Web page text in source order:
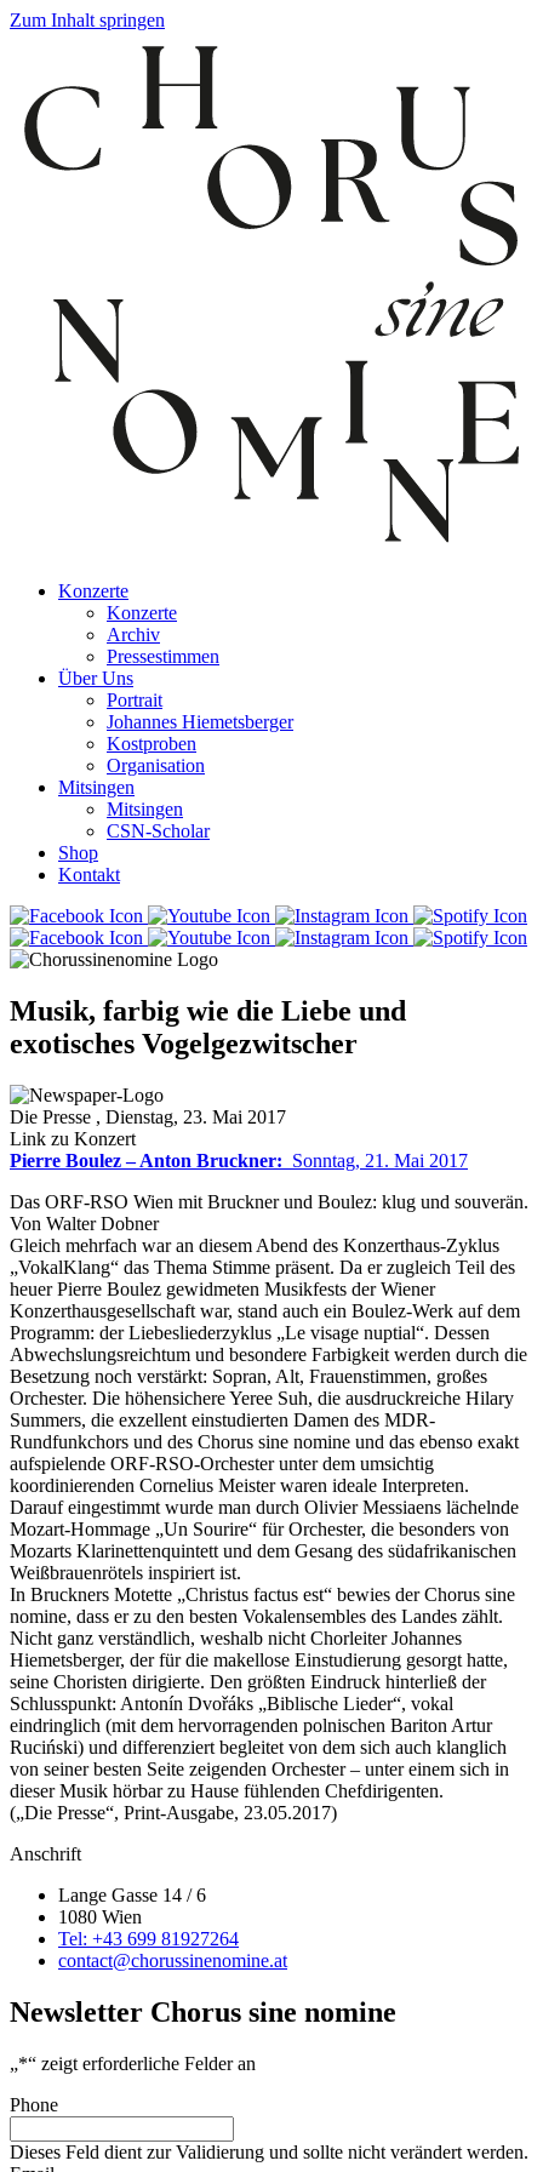
Zum Inhalt springen
Konzerte
Konzerte
Archiv
Pressestimmen
Über Uns
Portrait
Johannes Hiemetsberger
Kostproben
Organisation
Mitsingen
Mitsingen
CSN-Scholar
Shop
Kontakt
Musik, farbig wie die Liebe und
exotisches Vogelgezwitscher
Die Presse , Dienstag, 23. Mai 2017
Link zu Konzert
Pierre Boulez – Anton Bruckner: Sonntag, 21. Mai 2017
Das ORF-RSO Wien mit Bruckner und Boulez: klug und souverän.
Von Walter Dobner
Gleich mehrfach war an diesem Abend des Konzerthaus-Zyklus
„VokalKlang“ das Thema Stimme präsent. Da er zugleich Teil des
heuer Pierre Boulez gewidmeten Musikfests der Wiener
Konzerthausgesellschaft war, stand auch ein Boulez-Werk auf dem
Programm: der Liebesliederzyklus „Le visage nuptial“. Dessen
Abwechslungsreichtum und besondere Farbigkeit werden durch die
Besetzung noch verstärkt: Sopran, Alt, Frauenstimmen, großes
Orchester. Die höhensichere Yeree Suh, die ausdruckreiche Hilary
Summers, die exzellent einstudierten Damen des MDR-
Rundfunkchors und des Chorus sine nomine und das ebenso exakt
aufspielende ORF-RSO-Orchester unter dem umsichtig
koordinierenden Cornelius Meister waren ideale Interpreten.
Darauf eingestimmt wurde man durch Olivier Messiaens lächelnde
Mozart-Hommage „Un Sourire“ für Orchester, die besonders von
Mozarts Klarinettenquintett und dem Gesang des südafrikanischen
Weißbrauenrötels inspiriert ist.
In Bruckners Motette „Christus factus est“ bewies der Chorus sine
nomine, dass er zu den besten Vokalensembles des Landes zählt.
Nicht ganz verständlich, weshalb nicht Chorleiter Johannes
Hiemetsberger, der für die makellose Einstudierung gesorgt hatte,
seine Choristen dirigierte. Den größten Eindruck hinterließ der
Schlusspunkt: Antonín Dvořáks „Biblische Lieder“, vokal
eindringlich (mit dem hervorragenden polnischen Bariton Artur
Ruciński) und differenziert begleitet von dem sich auch klanglich
von seiner besten Seite zeigenden Orchester – unter einem sich in
dieser Musik hörbar zu Hause fühlenden Chefdirigenten.
(„Die Presse“, Print-Ausgabe, 23.05.2017)
Anschrift
Lange Gasse 14 / 6
1080 Wien
Tel: +43 699 81927264
contact@chorussinenomine.at
Newsletter Chorus sine nomine
„*“ zeigt erforderliche Felder an
Phone
Dieses Feld dient zur Validierung und sollte nicht verändert werden.